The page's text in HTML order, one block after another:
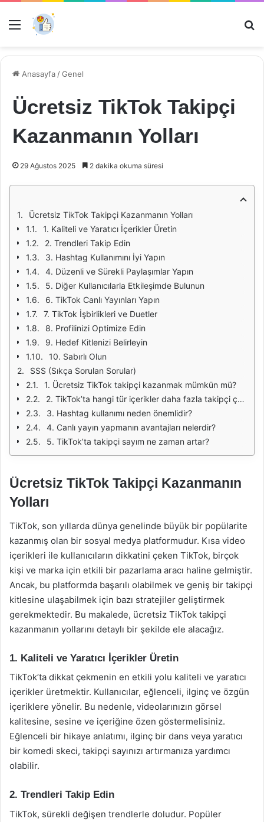
Menü
Anasayfa /Genel
Ücretsiz TikTok Takipçi
Kazanmanın Yolları
29 Ağustos 2025 2 dakika okuma süresi
Ücretsiz TikTok Takipçi Kazanmanın Yolları
1. Kaliteli ve Yaratıcı İçerikler Üretin
2. Trendleri Takip Edin
3. Hashtag Kullanımını İyi Yapın
4. Düzenli ve Sürekli Paylaşımlar Yapın
5. Diğer Kullanıcılarla Etkileşimde Bulunun
6. TikTok Canlı Yayınları Yapın
7. TikTok İşbirlikleri ve Duetler
8. Profilinizi Optimize Edin
9. Hedef Kitlenizi Belirleyin
10. Sabırlı Olun
SSS (Sıkça Sorulan Sorular)
1. Ücretsiz TikTok takipçi kazanmak mümkün mü?
2. TikTok’ta hangi tür içerikler daha fazla takipçi çeker?
3. Hashtag kullanımı neden önemlidir?
4. Canlı yayın yapmanın avantajları nelerdir?
5. TikTok’ta takipçi sayım ne zaman artar?
Ücretsiz TikTok Takipçi Kazanmanın
Yolları
TikTok, son yıllarda dünya genelinde büyük bir popülarite
kazanmış olan bir sosyal medya platformudur. Kısa video
içerikleri ile kullanıcıların dikkatini çeken TikTok, birçok
kişi ve marka için etkili bir pazarlama aracı haline gelmiştir.
Ancak, bu platformda başarılı olabilmek ve geniş bir takipçi
kitlesine ulaşabilmek için bazı stratejiler geliştirmek
gerekmektedir. Bu makalede, ücretsiz TikTok takipçi
kazanmanın yollarını detaylı bir şekilde ele alacağız.
1. Kaliteli ve Yaratıcı İçerikler Üretin
TikTok’ta dikkat çekmenin en etkili yolu kaliteli ve yaratıcı
içerikler üretmektir. Kullanıcılar, eğlenceli, ilginç ve özgün
içeriklere yönelir. Bu nedenle, videolarınızın görsel
kalitesine, sesine ve içeriğine özen göstermelisiniz.
Eğlenceli bir hikaye anlatımı, ilginç bir dans veya yaratıcı
bir komedi skeci, takipçi sayınızı artırmanıza yardımcı
olabilir.
2. Trendleri Takip Edin
TikTok, sürekli değişen trendlerle doludur. Popüler